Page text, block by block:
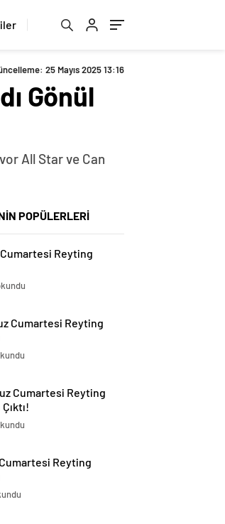
25 Mayıs 2025 13:16
Gönül
All Star ve Can
POPÜLERLERİ
Reyting
Cumartesi Reyting
Cumartesi Reyting
Reyting